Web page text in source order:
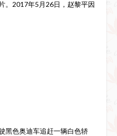
。2017年5月26日，赵黎平因
黑色奥迪车追赶一辆白色轿